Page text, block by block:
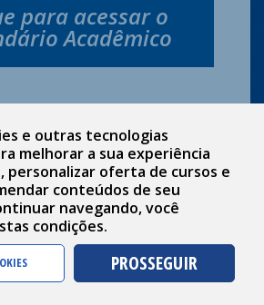
para acessar o
Acadêmico
e outras tecnologias
melhorar a sua experiência
personalizar oferta de cursos e
conteúdos de seu
navegando, você
condições.
PROSSEGUIR